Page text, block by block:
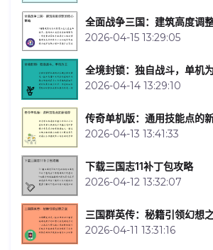
全面战争三国：建筑高度调
2026-04-15 13:29:05
全境封锁：独自战斗，单机
2026-04-14 13:29:10
传奇单机版：通用技能点的
2026-04-13 13:41:33
下载三国志11补丁包攻略
2026-04-12 13:32:07
三国群英传：秘籍引领幻想
2026-04-11 13:31:16